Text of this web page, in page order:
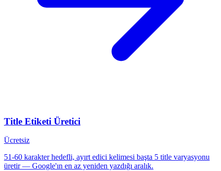
Title Etiketi Üretici
Ücretsiz
51-60 karakter hedefli, ayırt edici kelimesi başta 5 title varyasyonu
üretir — Google'ın en az yeniden yazdığı aralık.